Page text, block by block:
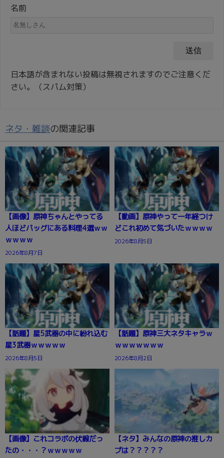
名前
日本語が含まれない投稿は無視されますのでご注意くだ
さい。（スパム対策）
ネタ・雑談の関連記事
【画像】原神ちゃんとやってる
人ほどバッグにある料理4選ｗｗ
ｗｗｗｗ
2026年8月7日
【動画】原神やって一年経つけ
どこれ初めて気づいたｗｗｗｗ
2026年8月5日
【話題】星5武器の中に紛れ込む
星3武器ｗｗｗｗｗ
2026年8月5日
【話題】原神三大ネタキャラｗ
ｗｗｗｗｗｗｗ
2026年8月2日
【画像】これコラボの伏線だっ
たの・・・？ｗｗｗｗｗ
【ネタ】みんなの原神の推しカ
プは？？？？？